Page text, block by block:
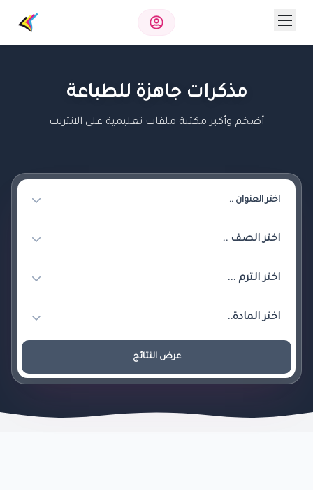
مذكرات جاهزة للطباعة
أضخم وأكبر مكتبة ملفات تعليمية على الانترنت
عرض النتائج